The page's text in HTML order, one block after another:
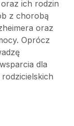
ich rodzin
z chorobą
oraz
Oprócz
dla